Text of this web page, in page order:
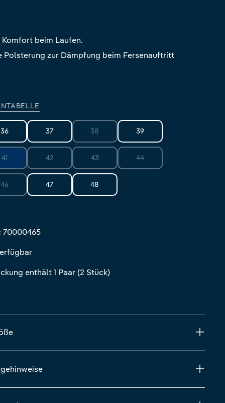
von 5 von 5 Sternen
Komfort beim Laufen.
Polsterung zur Dämpfung beim Fersenauftritt
36 37 38(Diese Option ist zurzeit nicht verfügbar.)
39
41(Diese Option ist zurzeit nicht verfügbar.)
42(Diese Option ist zurzeit nicht verfügbar.)
43(Diese Option ist zurzeit nicht verfügbar.)
44(Diese Option ist zurzeit nicht
zurzeit nicht verfügbar.)
46(Diese Option ist zurzeit nicht verfügbar.)
47 48
70000465
enthält 1 Paar (2 Stück)